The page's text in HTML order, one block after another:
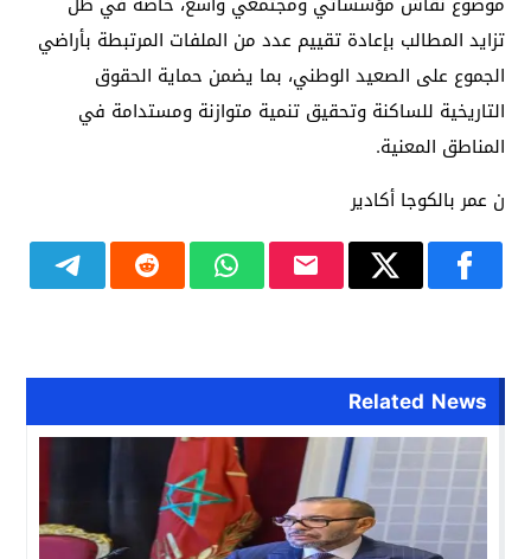
تزايد المطالب بإعادة تقييم عدد من الملفات المرتبطة بأراضي
الجموع على الصعيد الوطني، بما يضمن حماية الحقوق
التاريخية للساكنة وتحقيق تنمية متوازنة ومستدامة في
المناطق المعنية.
ن عمر بالكوجا أكادير
Related News